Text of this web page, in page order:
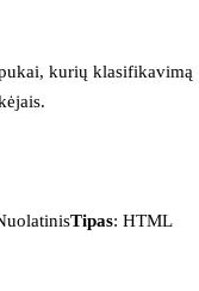
kurių klasifikavimą
Tipas: HTML